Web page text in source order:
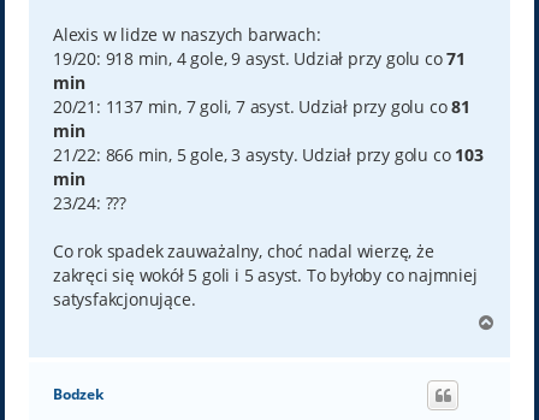
Alexis w lidze w naszych barwach:
19/20: 918 min, 4 gole, 9 asyst. Udział przy golu co71
min
20/21: 1137 min, 7 goli, 7 asyst. Udział przy golu co81
min
21/22: 866 min, 5 gole, 3 asysty. Udział przy golu co 103
min
23/24: ???
Co rok spadek zauważalny, choć nadal wierzę, że
zakręci się wokół 5 goli i 5 asyst. To byłoby co najmniej
satysfakcjonujące.
g
Bodzek